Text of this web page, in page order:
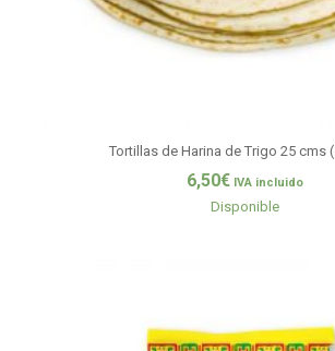
Tortillas de Harina de Trigo 25 cms
6,50€ IVA incluido
Disponible